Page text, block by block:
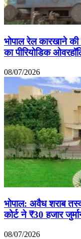
भोपाल रेल कारखाने की
का पीरियोडिक
08/07/2026
भोपाल: अवैध शराब
कोर्ट ने ₹30 हजार
08/07/2026